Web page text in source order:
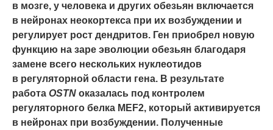
в мозге, у человека и других обезьян включается
в нейронах неокортекса при их возбуждении и
регулирует рост дендритов. Ген приобрел новую
функцию на заре эволюции обезьян благодаря
замене всего нескольких нуклеотидов
в регуляторной области гена. В результате
работа OSTN оказалась под контролем
регуляторного белка MEF2, который активируется
в нейронах при возбуждении. Полученные